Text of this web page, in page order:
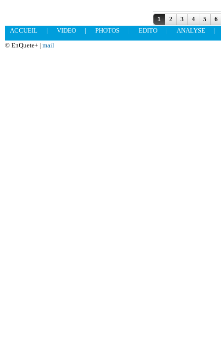
Pages
1 2 3 4 5 6
ACCUEIL | VIDEO | PHOTOS | EDITO | ANALYSE
|
© EnQuete+ | mail